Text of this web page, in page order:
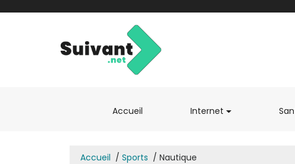
Accueil Internet
Accueil Sports Nautique